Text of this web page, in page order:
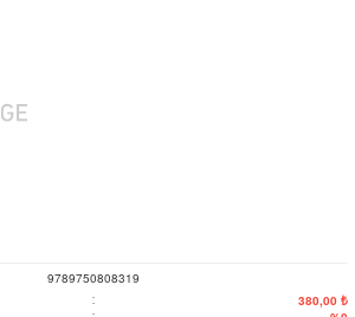
9789750808319
: 380,00 ₺